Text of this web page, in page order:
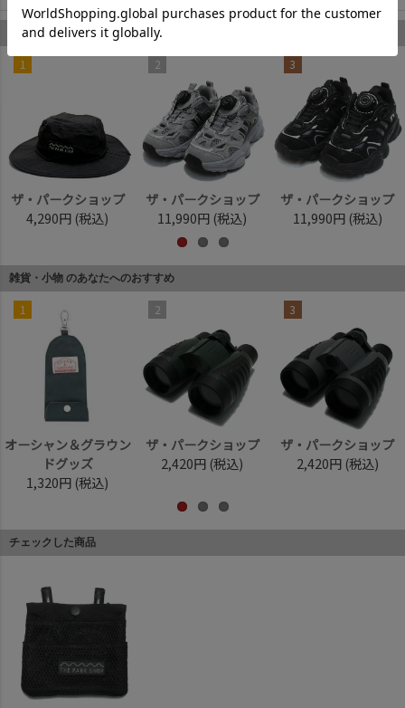
ザ・パークショップ のあなたへのおすすめ
1
ザ・パークショップ
4,290円 (税込)
2
ザ・パークショップ
11,990円 (税込)
3
ザ・パークショップ
11,990円 (税込)
雑貨・小物 のあなたへのおすすめ
1
オーシャン＆グラウン
ドグッズ
1,320円 (税込)
2
ザ・パークショップ
2,420円 (税込)
3
ザ・パークショップ
2,420円 (税込)
チェックした商品